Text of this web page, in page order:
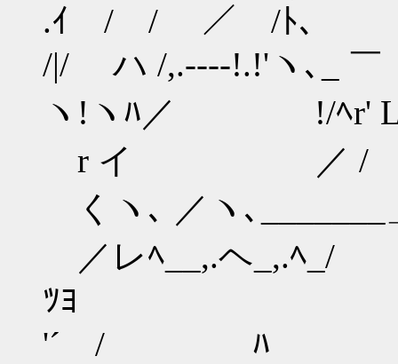
.ｲ / / ／ /ﾄ､
/|/ ハ /,.-‐‐-!.!'ヽ､_
ヽ!ヽﾊ／ !/ﾍr' L
r イ ／ / /ﾊ |
くヽ､ ／ヽ､
／レﾍ__,.ヘ_,.
ﾂﾖ
'´ / ﾊ ﾒ ﾚﾍ